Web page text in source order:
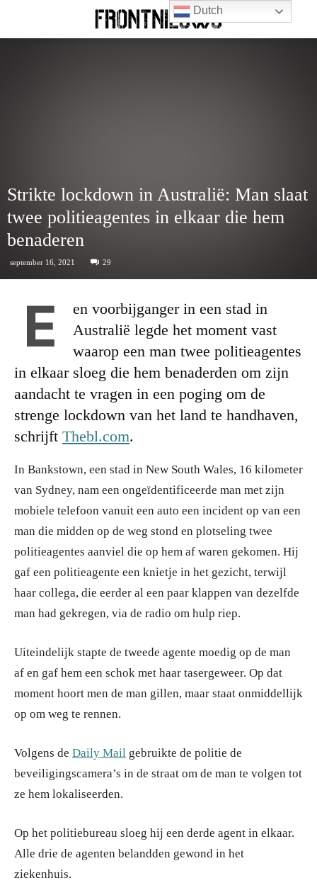
Strikte lockdown in Australië: Man slaat
twee politieagentes in elkaar die hem
benaderen
september 16, 2021 29
E
en voorbijganger in een stad in
Australië legde het moment vast
waarop een man twee politieagentes
in elkaar sloeg die hem benaderden om zijn
aandacht te vragen in een poging om de
strenge lockdown van het land te handhaven,
schrijft Thebl.com.
In Bankstown, een stad in New South Wales, 16 kilometer
van Sydney, nam een ongeïdentificeerde man met zijn
mobiele telefoon vanuit een auto een incident op van een
man die midden op de weg stond en plotseling twee
politieagentes aanviel die op hem af waren gekomen. Hij
gaf een politieagente een knietje in het gezicht, terwijl
haar collega, die eerder al een paar klappen van dezelfde
man had gekregen, via de radio om hulp riep.
Uiteindelijk stapte de tweede agente moedig op de man
af en gaf hem een schok met haar tasergeweer. Op dat
moment hoort men de man gillen, maar staat onmiddellijk
op om weg te rennen.
Volgens de Daily Mail gebruikte de politie de
beveiligingscamera’s in de straat om de man te volgen tot
ze hem lokaliseerden.
Op het politiebureau sloeg hij een derde agent in elkaar.
Alle drie de agenten belandden gewond in het
ziekenhuis.
Dutch